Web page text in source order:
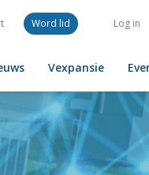
Word lid Log in
Vexpansie